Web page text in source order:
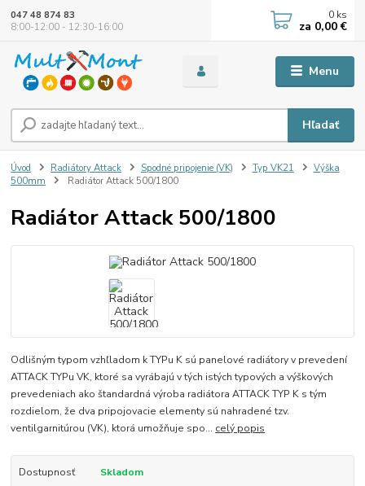
Menu
Hľadať
047 48 874 83
8:00-12:00 - 12:30-16:00
0 ks
za 0,00 €
Úvod Radiátory Attack Spodné pripojenie (VK) Typ VK21
Výška
500mm
Radiátor Attack 500/1800
Radiátor Attack 500/1800
Odlišným typom vzhľladom k TYPu K sú panelové radiátory v prevedení
ATTACK TYPu VK, ktoré sa vyrábajú v tých istých typových a výškových
prevedeniach ako štandardná výroba radiátora ATTACK TYP K s tým
rozdielom, že dva pripojovacie elementy sú nahradené tzv.
ventilgarnitúrou (VK), ktorá umožňuje spo... celý popis
Dostupnosť Skladom